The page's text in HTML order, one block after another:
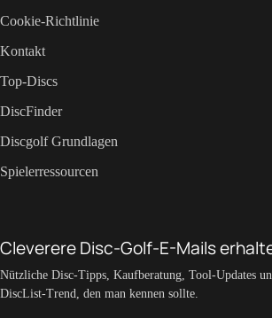
Cookie-Richtlinie
Kontakt
Top-Discs
DiscFinder
Discgolf Grundlagen
Spielerressourcen
Cleverere Disc-Golf-E-Mails
Nützliche Disc-Tipps, Kaufberatung, Tool-Updates
DiscList-Trend, den man kennen sollte.